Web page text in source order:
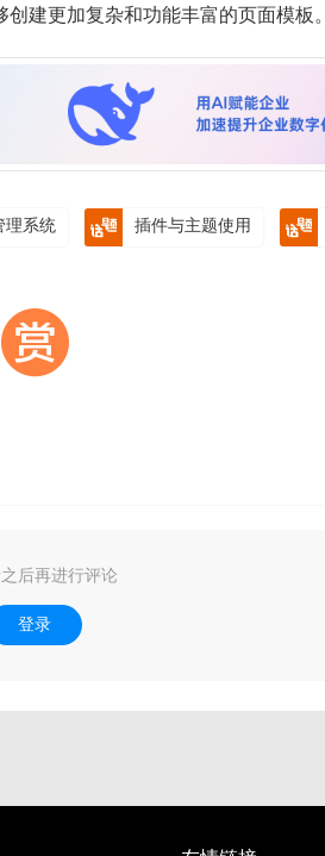
建更加复杂和功能丰富的页面模板。
理系统 插件与主题使用
后再进行评论
登录